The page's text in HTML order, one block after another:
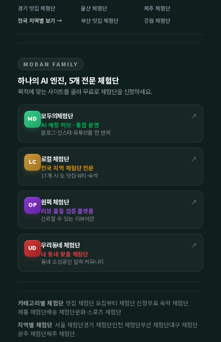
경기 맛집 체험단
전국 지역별 보기 →
울산 체험단
부산 맛집 체험단
제주 체험단
강원 체험단
MODAN FAMILY
하나의 AI 엔진, 5개 전문 체험단
목적에 맞는 사이트를 골라 무료로 체험단을 신청하세요.
MD 모두의체험단 ↗
AI 매칭 허브 · 통합 운영
블로그·인스타·유튜브를 한 번에
LC 로컬 체험단 ↗
전국 지역 체험단 전문
17개 시·도 맛집·뷰티·숙박
OP 원픽 체험단 ↗
리뷰 품질 검증 플랫폼
신뢰할 수 있는 리뷰어만
UD 우리동네 체험단 ↗
내 동네 맞춤 체험단
동네 소상공인 밀착 커뮤니티
카테고리별 체험단 맛집 체험단 모집뷰티 체험단 신청무료 숙박 체험단
제품 체험단배송 체험단문화·스포츠 체험단
지역별 체험단 서울 체험단경기 체험단인천 체험단부산 체험단대구 체험단
광주 체험단제주 체험단